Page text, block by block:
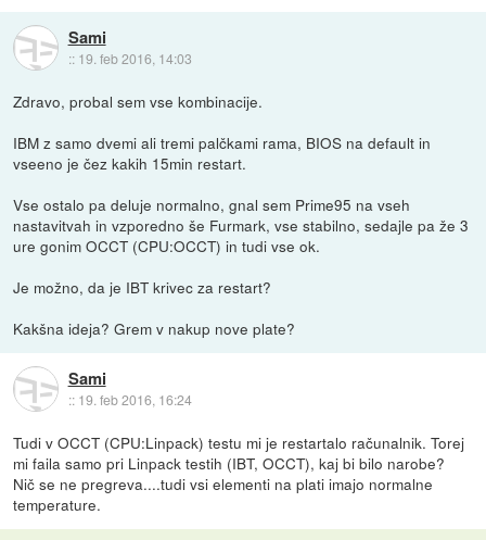
Sami
:: 19. feb 2016, 14:03
Zdravo, probal sem vse kombinacije.
IBM z samo dvemi ali tremi palčkami rama, BIOS na default in
vseeno je čez kakih 15min restart.
Vse ostalo pa deluje normalno, gnal sem Prime95 na vseh
nastavitvah in vzporedno še Furmark, vse stabilno, sedajle pa že 3
ure gonim OCCT (CPU:OCCT) in tudi vse ok.
Je možno, da je IBT krivec za restart?
Kakšna ideja? Grem v nakup nove plate?
Sami
:: 19. feb 2016, 16:24
Tudi v OCCT (CPU:Linpack) testu mi je restartalo računalnik. Torej
mi faila samo pri Linpack testih (IBT, OCCT), kaj bi bilo narobe?
Nič se ne pregreva....tudi vsi elementi na plati imajo normalne
temperature.